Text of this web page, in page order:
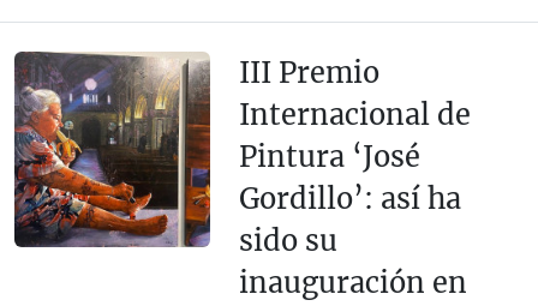
III Premio
Internacional de
Pintura ‘José
Gordillo’: así ha
sido su
inauguración en